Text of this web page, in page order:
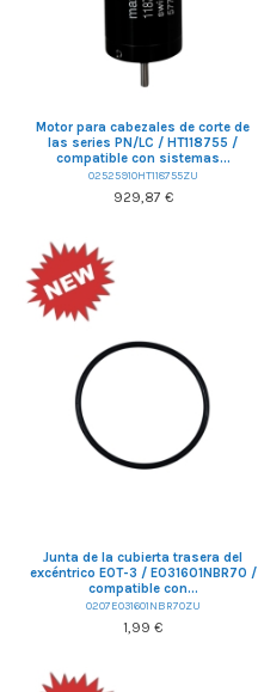
Motor para cabezales de corte de
las series PN/LC / HT118755 /
compatible con sistemas...
02525910HT118755ZU
929,87 €
Junta de la cubierta trasera del
excéntrico EOT-3 / E031601NBR70 /
compatible con...
0207E031601NBR70ZU
1,99 €